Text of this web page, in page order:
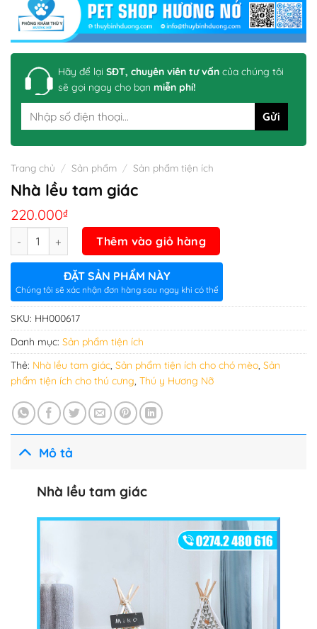
Hãy để lại SĐT, chuyên viên tư vấn của chúng tôi
sẽ gọi ngay cho bạn miễn phí!
Trang chủ / Sản phẩm / Sản phẩm tiện ích
Nhà lều tam giác
220.000₫
Thêm vào giỏ hàng
ĐẶT SẢN PHẨM NÀY
Chúng tôi sẽ xác nhận đơn hàng sau ngay khi có thể
SKU: HH000617
Danh mục: Sản phẩm tiện ích
Thẻ: Nhà lều tam giác, Sản phẩm tiện ích cho chó mèo, Sản
phẩm tiện ích cho thú cưng, Thú y Hương Nỡ
Mô tả
Nhà lều tam giác